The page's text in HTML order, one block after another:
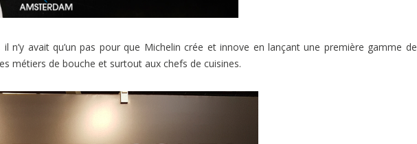
n’y avait qu’un pas pour que Michelin crée et innove en lançant une première gamme de
métiers de bouche et surtout aux chefs de cuisines.